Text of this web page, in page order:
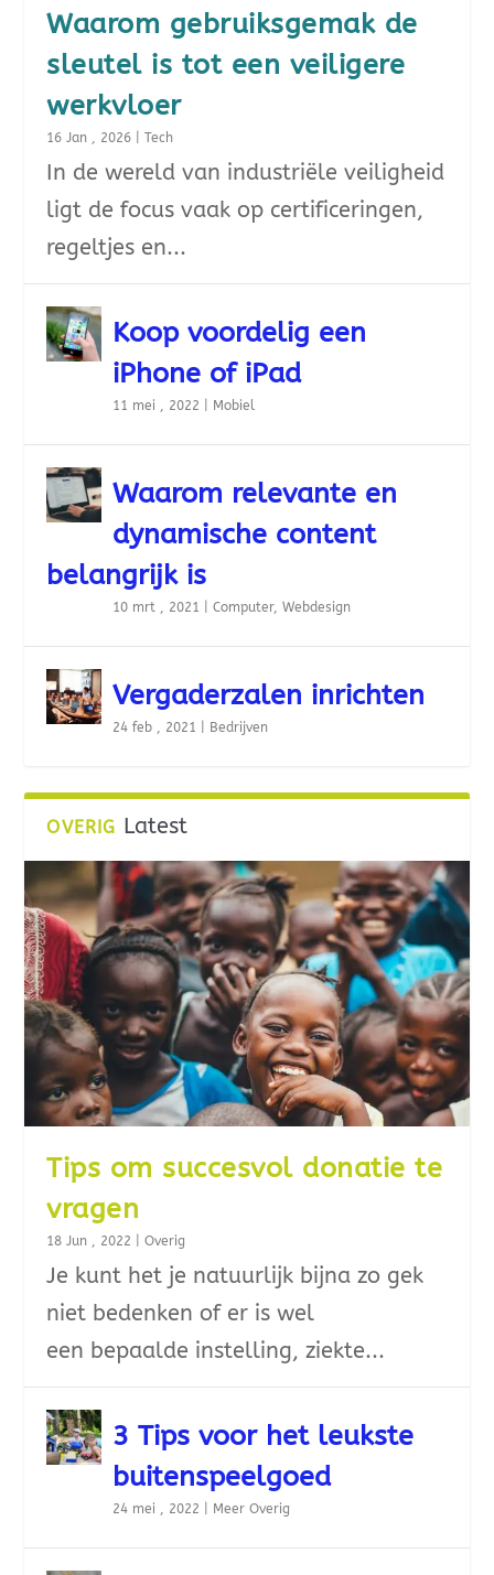
Waarom gebruiksgemak de
sleutel is tot een veiligere
werkvloer
16 Jan , 2026 |Tech
In de wereld van industriële veiligheid
ligt de focus vaak op certificeringen,
regeltjes en...
Koop voordelig een
iPhone of iPad
11 mei , 2022 Mobiel
Waarom relevante en
dynamische content
belangrijk is
10 mrt , 2021 |Computer,Webdesign
Vergaderzalen inrichten
24 feb , 2021 Bedrijven
OVERIG Latest
Tips om succesvol donatie te
vragen
18 Jun , 2022 |Overig
Je kunt het je natuurlijk bijna zo gek
niet bedenken of er is wel
een bepaalde instelling, ziekte...
3 Tips voor het leukste
buitenspeelgoed
24 mei , 2022 Meer Overig